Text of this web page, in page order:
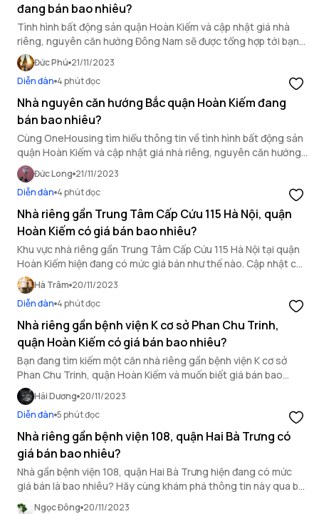
đang bán bao nhiêu?
Tình hình bất động sản quận Hoàn Kiếm và cập nhật giá nhà
riêng, nguyên căn hướng Đông Nam sẽ được tổng hợp tới bạn
đọc trong bài viết của OneHousing ngay dưới đây.
Đức Phú 21/11/2023
Diễn đàn 4 phút đọc
Nhà nguyên căn hướng Bắc quận Hoàn Kiếm đang
bán bao nhiêu?
Cùng OneHousing tìm hiểu thông tin về tình hình bất động sản
quận Hoàn Kiếm và cập nhật giá nhà riêng, nguyên căn hướng
Bắc trên địa bàn quận hiện nay.
Đức Long 21/11/2023
Diễn đàn 4 phút đọc
Nhà riêng gần Trung Tâm Cấp Cứu 115 Hà Nội, quận
Hoàn Kiếm có giá bán bao nhiêu?
Khu vực nhà riêng gần Trung Tâm Cấp Cứu 115 Hà Nội tại quận
Hoàn Kiếm hiện đang có mức giá bán như thế nào. Cập nhật các
tin tức thị trường nhà đất tại khu vực này ngay sau đây.
Hà Trâm 20/11/2023
Diễn đàn 4 phút đọc
Nhà riêng gần bệnh viện K cơ sở Phan Chu Trinh,
quận Hoàn Kiếm có giá bán bao nhiêu?
Bạn đang tìm kiếm một căn nhà riêng gần bệnh viện K cơ sở
Phan Chu Trinh, quận Hoàn Kiếm và muốn biết giá bán bao
nhiêu? Trong bài viết sau đây OneHousing sẽ cung cấp thông
tin chi tiết về nhà riêng ở khu vực này.
Hải Dương 20/11/2023
Diễn đàn 5 phút đọc
Nhà riêng gần bệnh viện 108, quận Hai Bà Trưng có
giá bán bao nhiêu?
Nhà gần bệnh viện 108, quận Hai Bà Trưng hiện đang có mức
giá bán là bao nhiêu? Hãy cùng khám phá thông tin này qua bài
viết của OneHousing.
Ngọc Đông 20/11/2023